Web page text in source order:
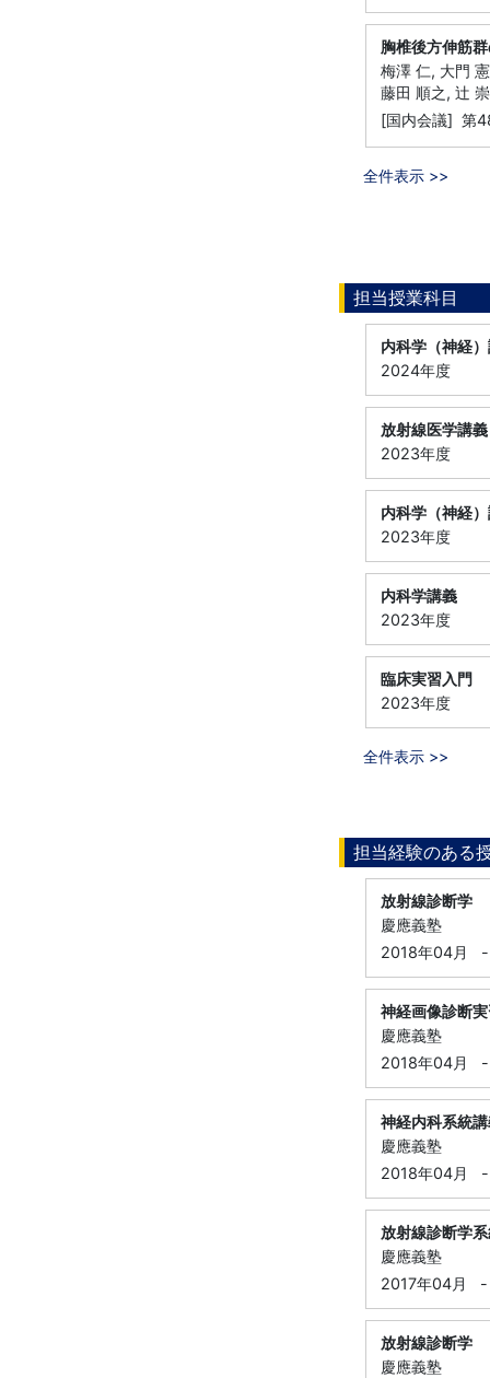
胸椎後方伸筋
梅澤 仁, 大門
藤田 順之, 辻
[国内会議] 第
全件表示 >>
担当授業科目
内科学（神経
2024年度
放射線医学講義
2023年度
内科学（神経
2023年度
内科学講義
2023年度
臨床実習入門
2023年度
全件表示 >>
担当経験のある
放射線診断学
慶應義塾
2018年04月
-
神経画像診断
慶應義塾
2018年04月
-
神経内科系統
慶應義塾
2018年04月
-
放射線診断学
慶應義塾
2017年04月
-
放射線診断学
慶應義塾